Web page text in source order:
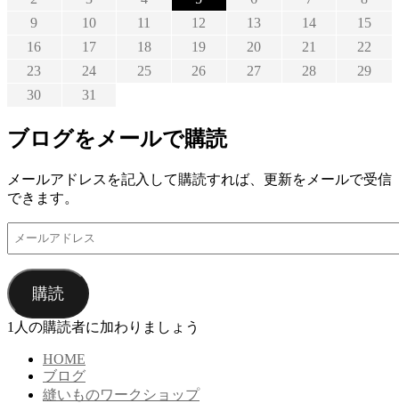
9
10 11 12 13 14
15
16
17 18 19 20 21
22
23
24 25 26 27 28
29
30
31
ブログをメールで購読
メールアドレスを記入して購読すれば、更新をメールで受信
できます。
ア
ド
レ
購読
1人の購読者に加わりましょう
HOME
ブログ
縫いものワークショップ